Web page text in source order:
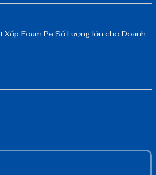
Xốp Foam Pe Số Lượng lớn cho Doanh